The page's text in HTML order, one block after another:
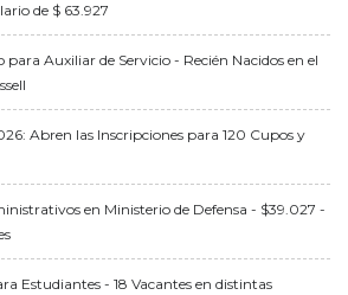
de $ 63.927
para Auxiliar de Servicio - Recién Nacidos en el
Abren las Inscripciones para 120 Cupos y
en Ministerio de Defensa - $39.027 -
Estudiantes - 18 Vacantes en distintas